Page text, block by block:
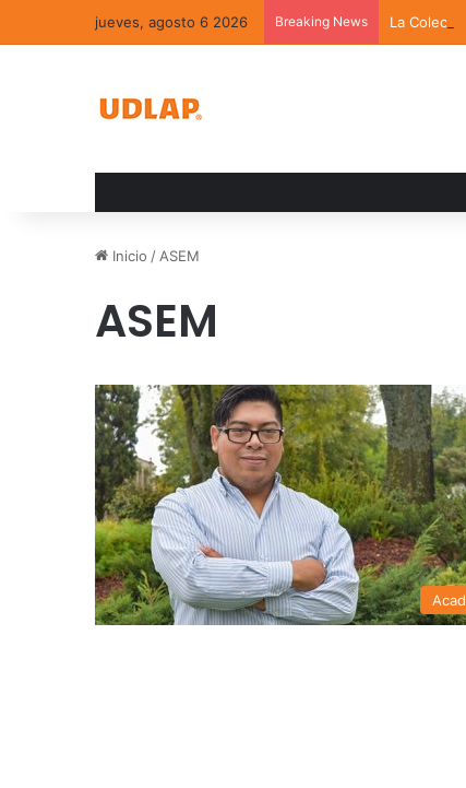
jueves, agosto 6 2026 Breaking News La
Inicio / ASEM
ASEM